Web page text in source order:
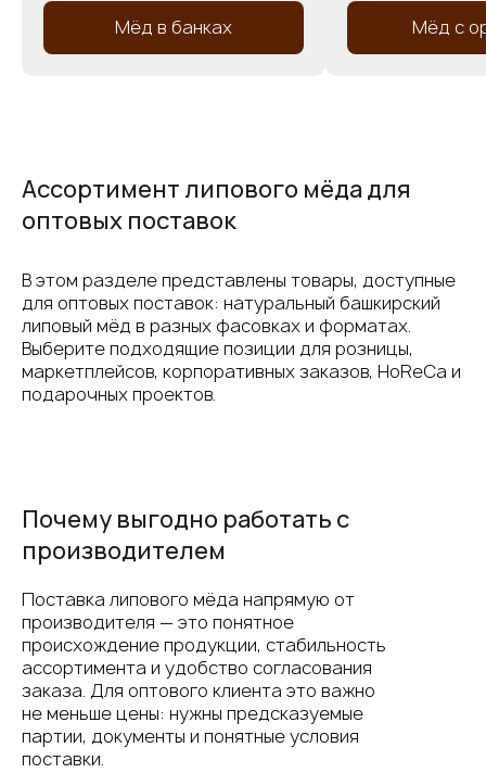
Мёд в банках Мёд с
Ассортимент липового мёда для
оптовых поставок
В этом разделе представлены товары, доступные
для оптовых поставок: натуральный башкирский
липовый мёд в разных фасовках и форматах.
Выберите подходящие позиции для розницы,
маркетплейсов, корпоративных заказов, HoReCa и
подарочных проектов.
Почему выгодно работать с
производителем
Поставка липового мёда напрямую от
производителя — это понятное
происхождение продукции, стабильность
ассортимента и удобство согласования
заказа. Для оптового клиента это важно
не меньше цены: нужны предсказуемые
партии, документы и понятные условия
поставки.